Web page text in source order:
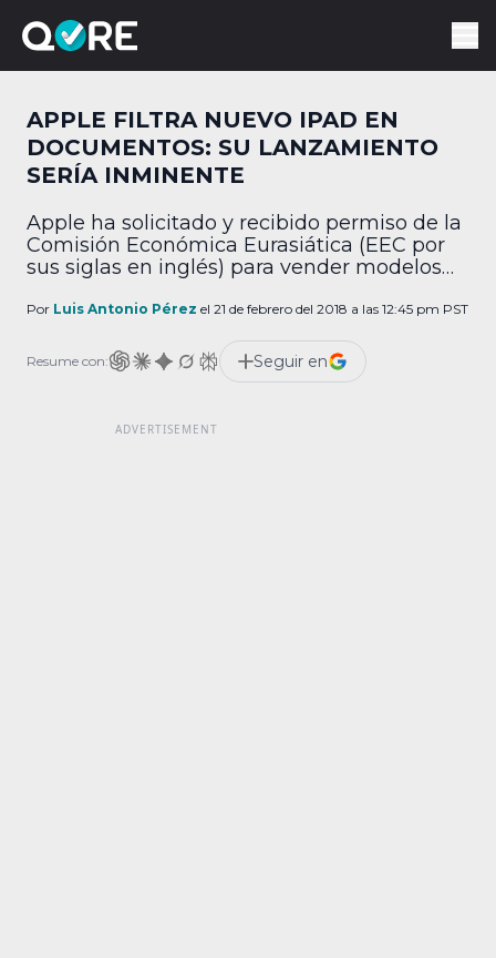
APPLE FILTRA NUEVO IPAD EN
DOCUMENTOS: SU LANZAMIENTO
SERÍA INMINENTE
Apple ha solicitado y recibido permiso de la
Comisión Económica Eurasiática (EEC por
sus siglas en inglés) para vender modelos
su listado de productos: de acuerdo a un
Insider, la lista menciona dos modelos
nuevos, A1893 y A1954, los cuales utilizarían
Por Luis Antonio Pérez el 21 de febrero del 2018 a las 12:45 pm PST
Resume con: Seguir en